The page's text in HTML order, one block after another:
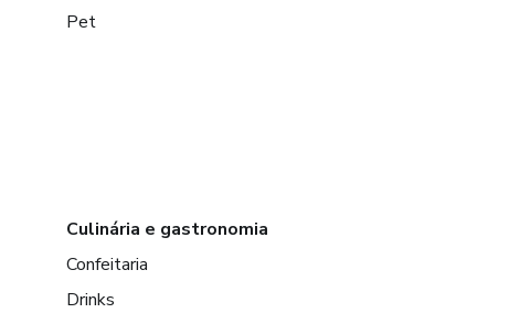
Pet
Culinária e gastronomia
Confeitaria
Drinks